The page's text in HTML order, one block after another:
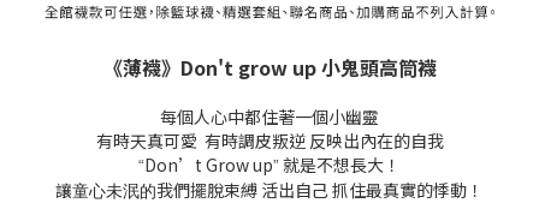
《薄襪》Don't grow up 小鬼頭高筒襪
每個人心中都住著一個小幽靈
有時天真可愛 有時調皮叛逆 反映出內在的自我
“Don’t Grow up”就是不想長大！
讓童心未泯的我們擺脫束縛 活出自己 抓住最真實的悸動！